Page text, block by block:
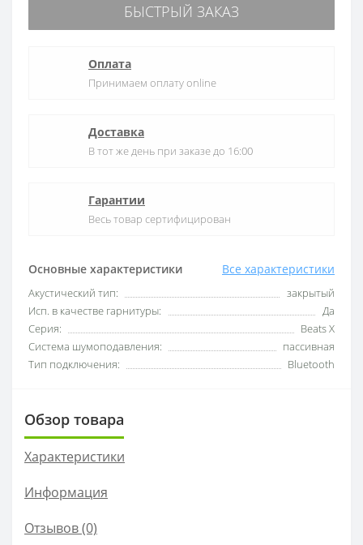
Основные характеристики Все характеристики
Акустический тип:
закрытый
Исп. в качестве гарнитуры:
Да
Серия:
Beats X
Система шумоподавления:
пассивная
Тип подключения:
Bluetooth
БЫСТРЫЙ ЗАКАЗ
Оплата
Принимаем оплату online
Доставка
В тот же день при заказе до 16:00
Гарантии
Весь товар сертифицирован
Обзор товара
Характеристики
Информация
Отзывов (0)